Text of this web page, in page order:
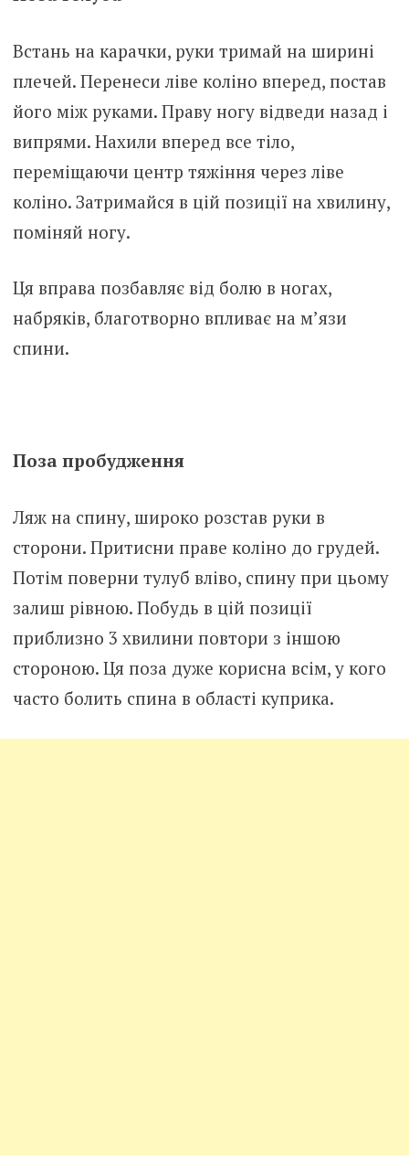
Встань на карачки, руки тримай на ширині
плечей. Перенеси ліве коліно вперед, постав
його між руками. Праву ногу відведи назад і
випрями. Нахили вперед все тіло,
переміщаючи центр тяжіння через ліве
коліно. Затримайся в цій позиції на хвилину,
поміняй ногу.
Ця вправа позбавляє від болю в ногах,
набряків, благотворно впливає на м’язи
спини.
Поза пробудження
Ляж на спину, широко розстав руки в
сторони. Притисни праве коліно до грудей.
Потім поверни тулуб вліво, спину при цьому
залиш рівною. Побудь в цій позиції
приблизно 3 хвилини повтори з іншою
стороною. Ця поза дуже корисна всім, у кого
часто болить спина в області куприка.